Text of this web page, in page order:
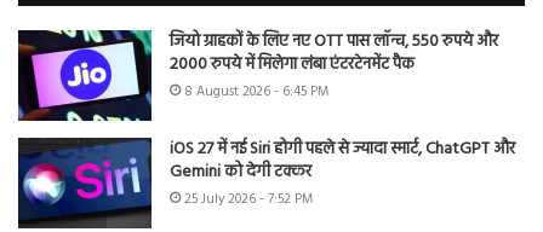
जियो ग्राहकों के लिए नए OTT पास लॉन्च, 550 रुपये और
2000 रुपये में मिलेगा लंबा एंटरटेनमेंट पैक
8 August 2026 - 6:45 PM
iOS 27 में नई Siri होगी पहले से ज्यादा स्मार्ट, ChatGPT और
Gemini को देगी टक्कर
25 July 2026 - 7:52 PM